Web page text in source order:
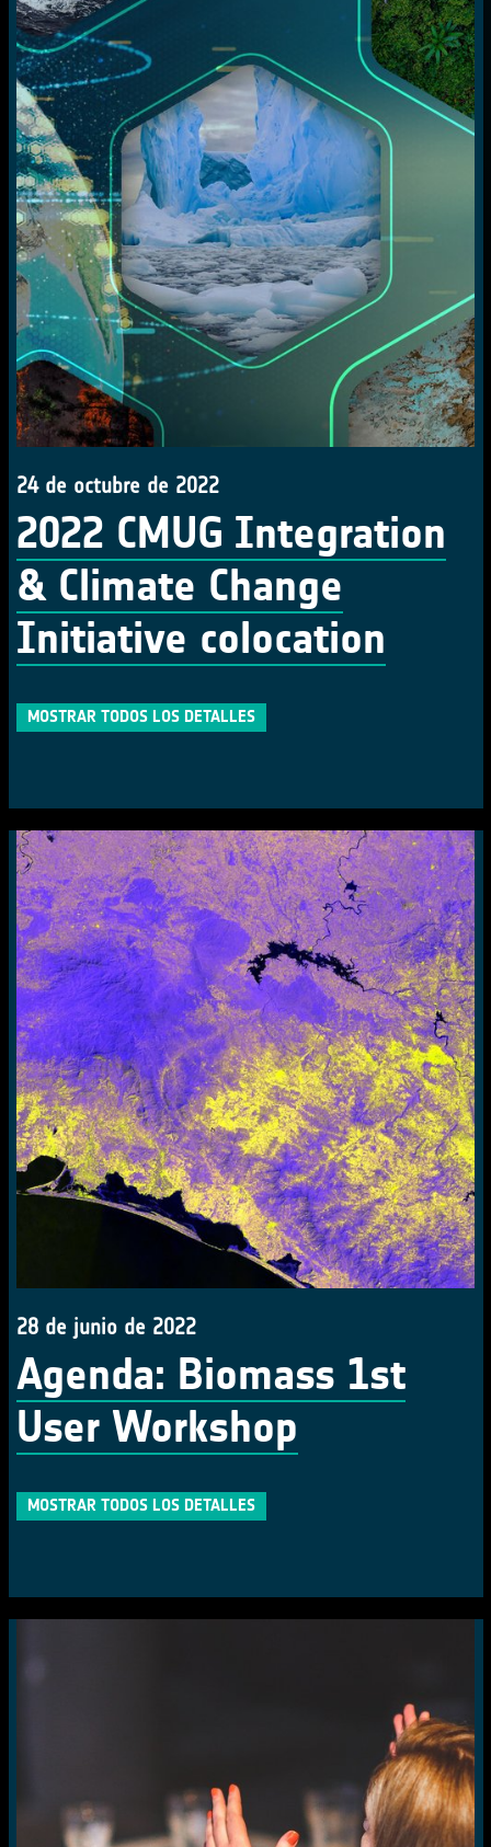
24 de octubre de 2022
2022 CMUG Integration
& Climate Change
Initiative colocation
MOSTRAR TODOS LOS DETALLES
28 de junio de 2022
Agenda: Biomass 1st
User Workshop
MOSTRAR TODOS LOS DETALLES